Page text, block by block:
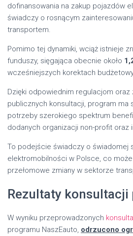
dofinansowania na zakup pojazdów
świadczy o rosnącym
transportem.
Pomimo tej dynamiki, wciąż istnieje
funduszy, sięgająca obecnie około
wcześniejszych korektach
Dzięki odpowiednim regulacjom oraz
publicznych konsultacji, program ma
potrzeby szerokiego spektrum
dodanych organizacji non-profit oraz
To podejście świadczy o świadomej
elektromobilności w Polsce, co może
przełomowe zmiany w sektorze
Rezultaty konsultacji
W wyniku przeprowadzonych
programu NaszEauto, odrzucono